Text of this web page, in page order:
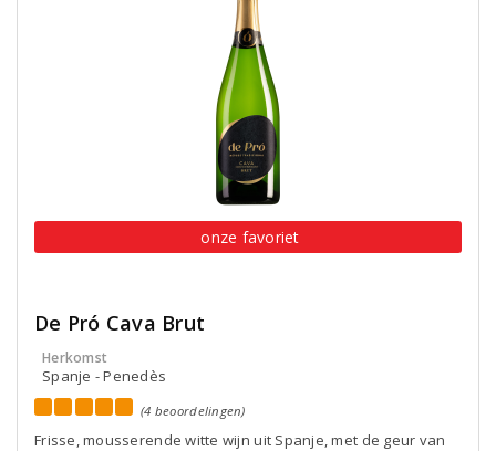
onze favoriet
De Pró Cava Brut
Herkomst
Spanje - Penedès
(4 beoordelingen)
Frisse, mousserende witte wijn uit Spanje, met de geur van